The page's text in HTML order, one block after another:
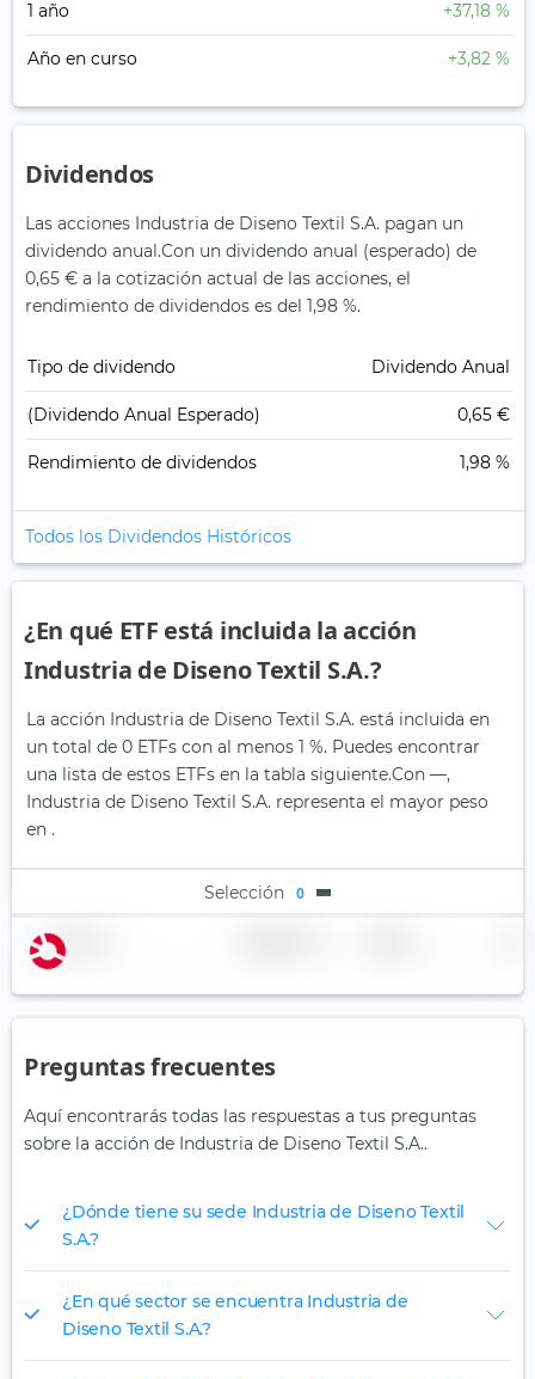
1 año +37,18 %
Año en curso +3,82 %
Dividendos
Las acciones Industria de Diseno Textil S.A. pagan un
dividendo anual.Con un dividendo anual (esperado) de
0,65 € a la cotización actual de las acciones, el
rendimiento de dividendos es del 1,98 %.
Tipo de dividendo Dividendo Anual
(Dividendo Anual Esperado) 0,65 €
Rendimiento de dividendos 1,98 %
Todos los Dividendos Históricos
¿En qué ETF está incluida la acción
Industria de Diseno Textil S.A.?
La acción Industria de Diseno Textil S.A. está incluida en
un total de 0 ETFs con al menos 1 %. Puedes encontrar
una lista de estos ETFs en la tabla siguiente.Con —,
Industria de Diseno Textil S.A. representa el mayor peso
en .
Selección 0
Nombre
Preguntas frecuentes
Aquí encontrarás todas las respuestas a tus preguntas
sobre la acción de Industria de Diseno Textil S.A..
¿Dónde tiene su sede Industria de Diseno Textil
S.A.?
¿En qué sector se encuentra Industria de
Diseno Textil S.A.?